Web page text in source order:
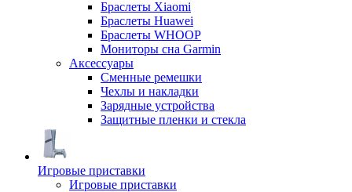
Браслеты Xiaomi
Браслеты Huawei
Браслеты WHOOP
Мониторы сна Garmin
Аксессуары
Сменные ремешки
Чехлы и накладки
Зарядные устройства
Защитные пленки и стекла
Игровые приставки
Игровые приставки